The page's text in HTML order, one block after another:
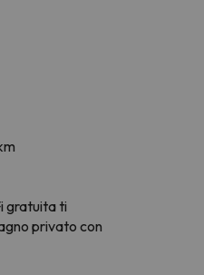
gratuita ti
privato con